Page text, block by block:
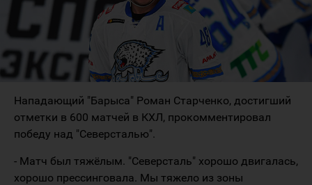
Нападающий "Барыса" Роман Старченко, достигший
отметки в 600 матчей в КХЛ, прокомментировал
победу над "Северсталью".
- Матч был тяжёлым. "Северсталь" хорошо двигалась,
хорошо прессинговала. Мы тяжело из зоны